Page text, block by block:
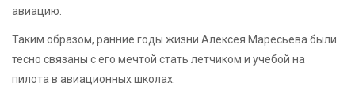
авиацию.
Таким образом, ранние годы жизни Алексея Маресьева были
тесно связаны с его мечтой стать летчиком и учебой на
пилота в авиационных школах.